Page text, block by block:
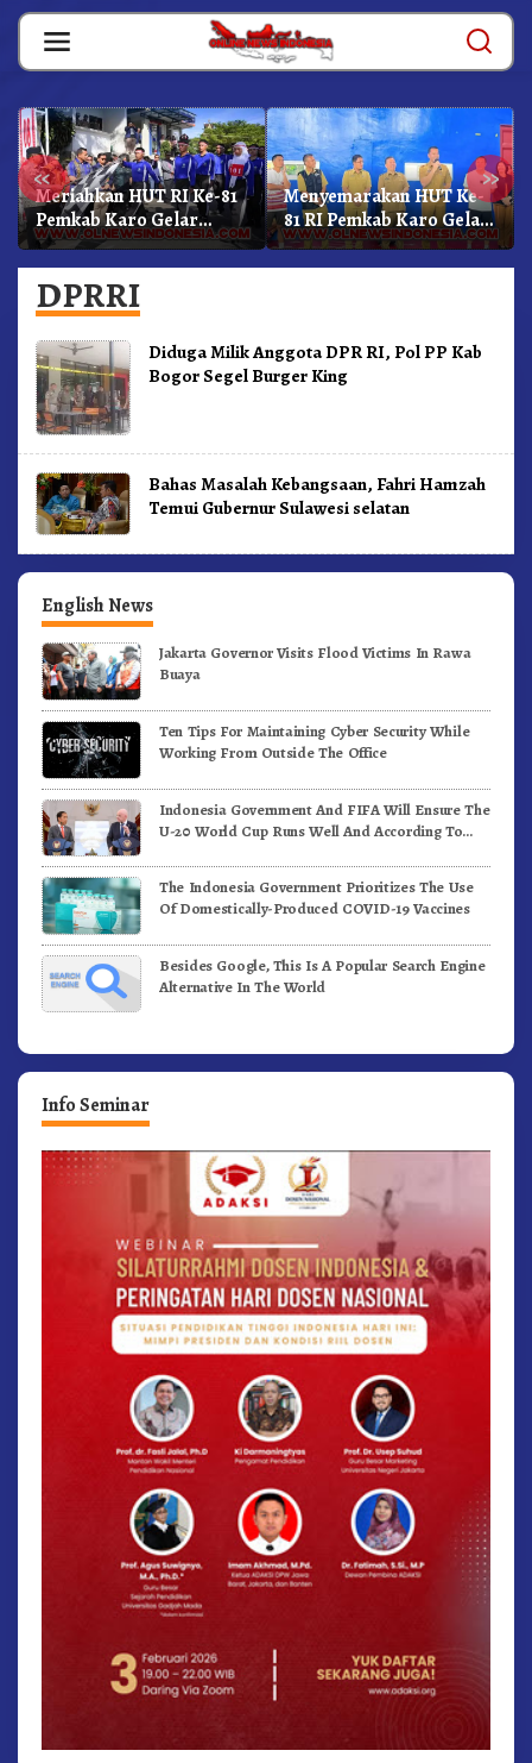
Skip
content
« »
Meriahkan HUT RI Ke-81
Pemkab Karo Gelar
Gerak Jalan
Kemerdekaan.!
Menyemarakan HUT Ke-
81 RI Pemkab Karo Gelar
Pertandingan Olahraga
DPRRI
Diduga Milik Anggota DPR RI, Pol PP Kab
Bogor Segel Burger King
Bahas Masalah Kebangsaan, Fahri Hamzah
Temui Gubernur Sulawesi selatan
English News
Jakarta Governor Visits Flood Victims In Rawa
Buaya
Ten Tips For Maintaining Cyber Security While
Working From Outside The Office
Indonesia Government And FIFA Will Ensure The
U-20 World Cup Runs Well And According To
The Indonesia Government Prioritizes The Use
Of Domestically-Produced COVID-19 Vaccines
Besides Google, This Is A Popular Search Engine
Alternative In The World
Info Seminar